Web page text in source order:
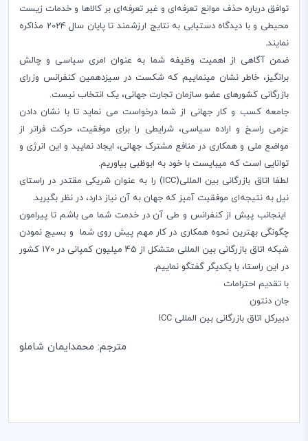
توافق درباره حذف موانع تعرفه‌ای و غیر تعرفه‌ای بر کالاها و خدمات زیست
محیطی و با دیدگاه دستیابی به نتایج ارزشمند تا پایان سال 2024 مذاکره
نمایند.
ضمن آگاهی از اهمیت وظیفه شما به عنوان امری سیاسی و چالش
برانگیز، خاطر نشان مینماییم که شکست در سیزدهمین کنفرانس وزرای
بازرگانی کشورهای عضو سازمان تجارت جهانی، یک انتخاب نیست.
جامعه کسب و کار جهانی از شما درخواست می نماید تا با نشان دادن
عزمی راسخ و اراده سیاسی، شرایطی را برای موفقیت، حرکت فراتر از
مواضع ملی و همکاری در منافع مشترک جهانی، ایجاد نمایید و این انرژی و
توانایی است که میبایست با خود به ابوظبی بیاوریم.
لطفا اتاق بازرگانی بین المللی(ICC) را به عنوان شریکی مقتدر در راستای
نیل به نتیجه‌ای موفقیت آمیز که جهان به آن نیاز دارد، در نظر بگیرید.
اینجانب پیش از کنفرانس و طی آن در خدمت شما می باشم تا پیرامون
چگونگی بهترین نحوه همکاری در کار مهم پیش روی شما و‌ بسیج نمودن
شبکه اتاق بازرگانی بین المللی متشکل از 45 میلیون کمپانی در 170 کشور
در این راستا، با یکدیگر گفتگو نماییم.
با تقدیم احترامات
جان دنتون
دبیرکل اتاق بازرگانی بین المللی ICC
مترجم: محمدایمان شاملو